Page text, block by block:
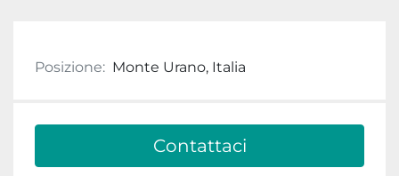
Posizione: Monte Urano, Italia
Contattaci